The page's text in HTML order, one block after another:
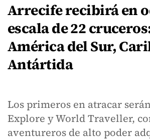
Arrecife recibirá en
escala de 22
América del Sur,
Antártida
Los primeros en atracar
Explore y World Traveller,
aventureros de alto poder